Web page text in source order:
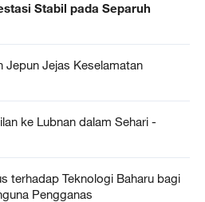
Stabil pada Separuh
Jepun Jejas Keselamatan
ke Lubnan dalam Sehari -
terhadap Teknologi Baharu bagi
Pengganas